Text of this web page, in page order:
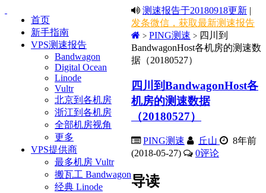
首页
新手指南
VPS测速报告
Bandwagon
Digital Ocean
Linode
Vultr
北京到各机房
浙江到各机房
全部机房视角
更多
VPS提供商
最多机房 Vultr
搬瓦工 Bandwagon
经典 Linode
测速报告于20180918更新 |
发条微信，获取最新测速报告
> PING测速 > 四川到
BandwagonHost各机房的测速数
据（20180527）
四川到BandwagonHost各
机房的测速数据
（20180527）
PING测速 丘山
8年前
(2018-05-27)
0评论
导读